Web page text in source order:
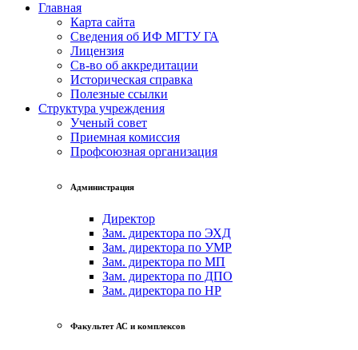
Главная
Карта сайта
Сведения об ИФ МГТУ ГА
Лицензия
Св-во об аккредитации
Историческая справка
Полезные ссылки
Структура учреждения
Ученый совет
Приемная комиссия
Профсоюзная организация
Администрация
Директор
Зам. директора по ЭХД
Зам. директора по УМР
Зам. директора по МП
Зам. директора по ДПО
Зам. директора по НР
Факультет АС и комплексов